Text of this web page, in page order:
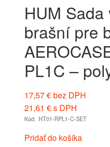
HUM
brašní pre
PL1C –
17,57€bez DPH
21,61 €s DPH
Kód: HT01-RPL1-C-SET
Pridať do košíka